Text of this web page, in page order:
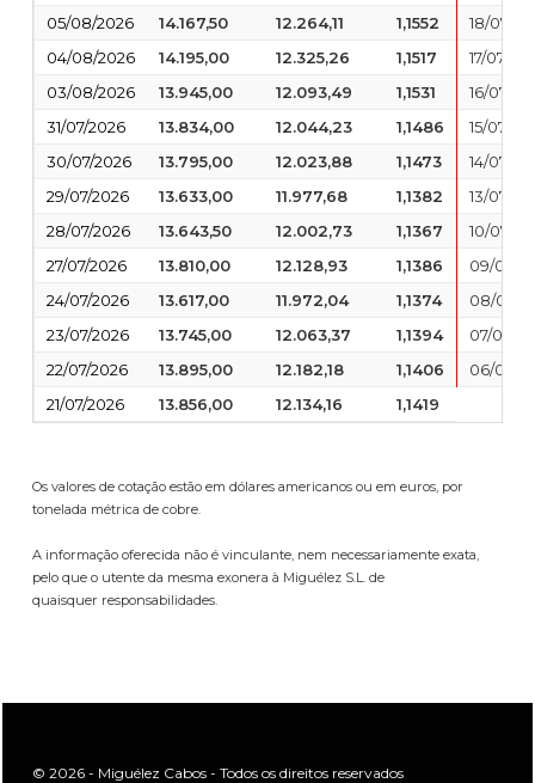
05/08/2026 14.167,50 12.264,11 1,1552
18/07/
04/08/2026
14.195,00 12.325,26 1,1517
17/07/
03/08/2026
13.945,00 12.093,49 1,1531
16/07/
31/07/2026
13.834,00 12.044,23 1,1486
15/07/
30/07/2026
13.795,00 12.023,88 1,1473
14/07/
29/07/2026
13.633,00 11.977,68 1,1382
13/07/
28/07/2026
13.643,50 12.002,73 1,1367
10/07/
27/07/2026
13.810,00 12.128,93 1,1386
09/07/
24/07/2026
13.617,00 11.972,04 1,1374
08/07/
23/07/2026
13.745,00 12.063,37 1,1394
07/07/
22/07/2026
13.895,00 12.182,18 1,1406
06/07/
21/07/2026
13.856,00 12.134,16 1,1419
Os valores de cotação estão em dólares americanos ou em euros, por
tonelada métrica de cobre.
A informação oferecida não é vinculante, nem necessariamente exata,
pelo que o utente da mesma exonera à Miguélez S.L. de
quaisquer responsabilidades.
© 2026 - Miguélez Cabos - Todos os direitos reservados